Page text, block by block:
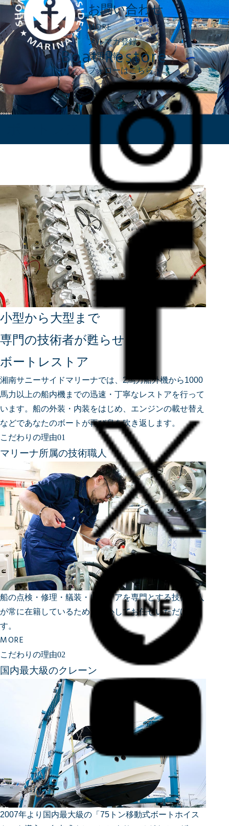
お問い合わせ
MORE
メルマガ登録
採用情報
フォローはこちら：
Boat Restore
小型から大型まで
専門の技術者が甦らせる
ボートレストア
湘南サニーサイドマリーナでは、2馬力船外機から1000
馬力以上の船内機までの迅速・丁寧なレストアを行って
います。船の外装・内装をはじめ、エンジンの載せ替え
などであなたのボートが再び息を吹き返します。
こだわりの理由01
マリーナ所属の技術職人
船の点検・修理・艤装・レストアを専門とする技術職人
が常に在籍しているため、安心してお任せいただけま
す。
MORE
こだわりの理由02
国内最大級のクレーン
2007年より国内最大級の「75トン移動式ボートホイス